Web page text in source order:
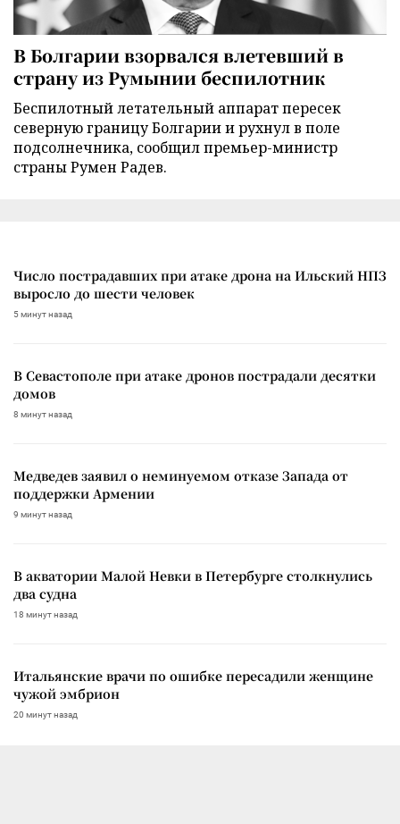
В Болгарии взорвался влетевший в
страну из Румынии беспилотник
Беспилотный летательный аппарат пересек
северную границу Болгарии и рухнул в поле
подсолнечника, сообщил премьер-министр
страны Румен Радев.
Число пострадавших при атаке дрона на Ильский НПЗ
выросло до шести человек
5 минут назад
В Севастополе при атаке дронов пострадали десятки
домов
8 минут назад
Медведев заявил о неминуемом отказе Запада от
поддержки Армении
9 минут назад
В акватории Малой Невки в Петербурге столкнулись
два судна
18 минут назад
Итальянские врачи по ошибке пересадили женщине
чужой эмбрион
20 минут назад